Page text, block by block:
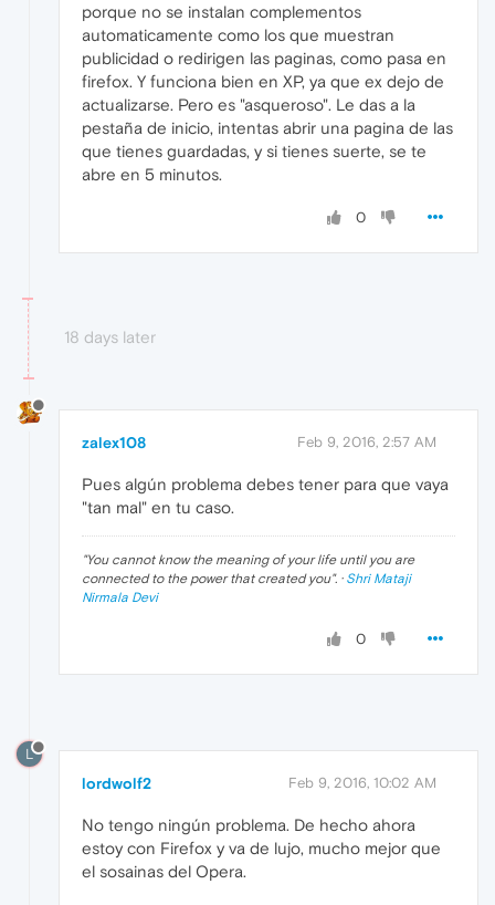
porque no se instalan complementos
automaticamente como los que muestran
publicidad o redirigen las paginas, como pasa en
firefox. Y funciona bien en XP, ya que ex dejo de
actualizarse. Pero es "asqueroso". Le das a la
pestaña de inicio, intentas abrir una pagina de las
que tienes guardadas, y si tienes suerte, se te
abre en 5 minutos.
0
18 days later
zalex108 Feb 9, 2016, 2:57 AM
Pues algún problema debes tener para que vaya
"tan mal" en tu caso.
"You cannot know the meaning of your life until you are
connected to the power that created you". · Shri Mataji
Nirmala Devi
0
L
lordwolf2 Feb 9, 2016, 10:02 AM
No tengo ningún problema. De hecho ahora
estoy con Firefox y va de lujo, mucho mejor que
el sosainas del Opera.